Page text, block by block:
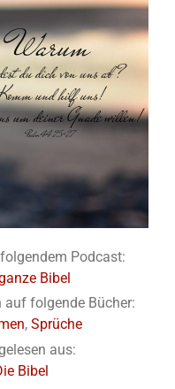
Podcast:
Bibel
auf folgende Bücher:
, Sprüche
aus:
Bibel